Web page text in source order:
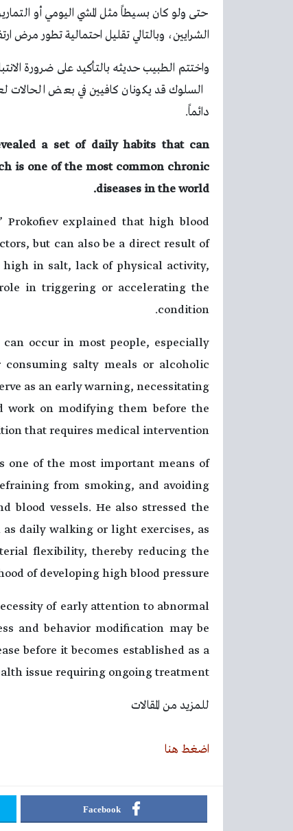
حتى ولو كان بسيطاً مثل المشي اليومي أو
الشرايين، وبالتالي تقليل احتمالية تطور مرض
واختتم الطبيب حديثه بالتأكيد على ضرورة
السلوك قد يكونان كافيين في بعض
دائماً.
a set of daily habits that can
is one of the most common chronic
diseases in the world.
Prokofiev explained that high blood
but can also be a direct result of
high in salt, lack of physical activity,
in triggering or accelerating the
condition.
occur in most people, especially
salty meals or alcoholic
as an early warning, necessitating
on modifying them before the
that requires medical intervention.
one of the most important means of
from smoking, and avoiding
blood vessels. He also stressed the
daily walking or light exercises, as
flexibility, thereby reducing the
of developing high blood pressure.
of early attention to abnormal
and behavior modification may be
before it becomes established as a
issue requiring ongoing treatment.
للمزيد من المقالات
اضغط هنا
Facebook